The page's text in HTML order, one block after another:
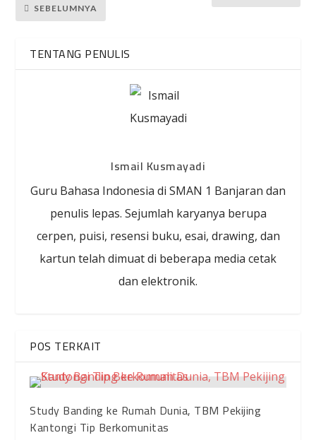
SEBELUMNYA
TENTANG PENULIS
Ismail Kusmayadi
Guru Bahasa Indonesia di SMAN 1 Banjaran dan
penulis lepas. Sejumlah karyanya berupa
cerpen, puisi, resensi buku, esai, drawing, dan
kartun telah dimuat di beberapa media cetak
dan elektronik.
POS TERKAIT
Study Banding ke Rumah Dunia, TBM Pekijing
Kantongi Tip Berkomunitas